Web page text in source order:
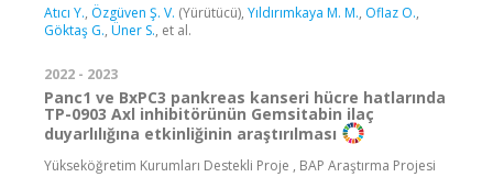
Atıcı Y., Özgüven Ş. V. (Yürütücü), Yıldırımkaya M. M., Oflaz O.,
Göktaş G., Üner S., et al.
2022 - 2023
Panc1 ve BxPC3 pankreas kanseri hücre hatlarında
TP-0903 Axl inhibitörünün Gemsitabin ilaç
duyarlılığına etkinliğinin araştırılması
Yükseköğretim Kurumları Destekli Proje , BAP Araştırma Projesi